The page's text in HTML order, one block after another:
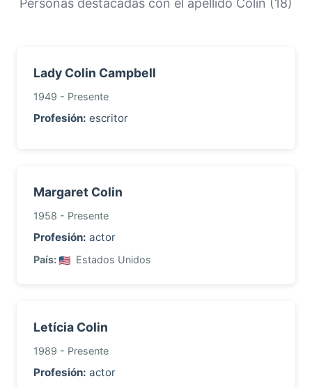
Personas destacadas con el apellido Colin (18)
Lady Colin Campbell
1949 - Presente
Profesión: escritor
Margaret Colin
1958 - Presente
Profesión: actor
País: Estados Unidos
Letícia Colin
1989 - Presente
Profesión: actor